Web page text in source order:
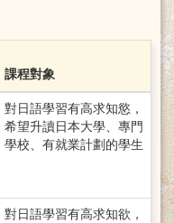
課程對象
對日語學習有高求知慾，
希望升讀日本大學、專門
學校、有就業計劃的學生
對日語學習有高求知欲，